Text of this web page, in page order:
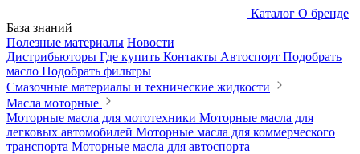
Каталог О бренде
База знаний
Полезные материалы Новости
Дистрибьюторы Где купить Контакты Автоспорт Подобрать
масло Подобрать фильтры
Смазочные материалы и технические жидкости
Масла моторные
Моторные масла для мототехники Моторные масла для
легковых автомобилей Моторные масла для коммерческого
транспорта Моторные масла для автоспорта